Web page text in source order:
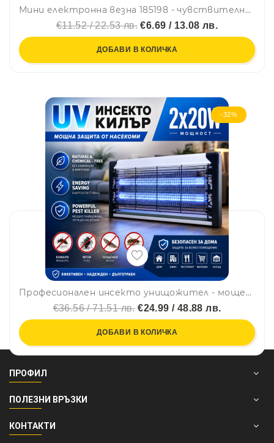
Мини електронна везна 185198 - чувствителна до 500 гр макс., компактна
€11.52 / 22.53 лв. €6.69 / 13.08 лв.
ДОБАВИ В КОЛИЧКА
-32%
Професионален инсекто унищожител - мощен и безотказен за големи пространства PEST KILLER MT-020
€36.56 / 71.51 лв.€24.99 / 48.88 лв.
ДОБАВИ В КОЛИЧКА
ПРОФИЛ
ПОЛЕЗНИ ВРЪЗКИ
КОНТАКТИ